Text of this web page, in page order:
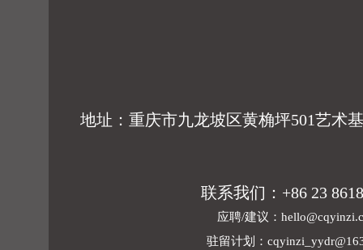
地址：重庆市九龙坡区黄桷坪501艺术
联系我们：+86 23
应聘/建议：
驻留计划：